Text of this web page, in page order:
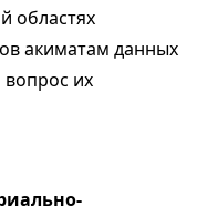
областях
акиматам данных
их